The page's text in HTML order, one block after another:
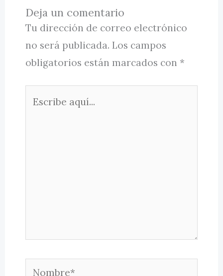
Deja un comentario
Tu dirección de correo electrónico
no será publicada. Los campos
obligatorios están marcados con *
Nombre*